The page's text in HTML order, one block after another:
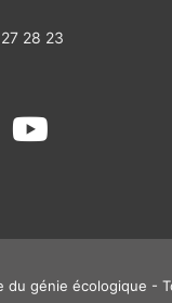
28 23
Y
o
u
b
génie écologique -